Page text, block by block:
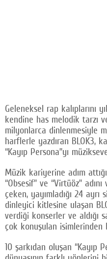
Geleneksel rap kalıplarını
kendine has melodik tarzı
milyonlarca dinlenmesiyle
harflerle yazdıran BLOK3,
“Kayıp Persona”yı
Müzik kariyerine adım
“Obsesif” ve “Virtüöz”
çeken, yayımladığı 24
dinleyici kitlesine ulaşan
verdiği konserler ve aldığı
çok konuşulan
10 şarkıdan oluşan “Kayıp